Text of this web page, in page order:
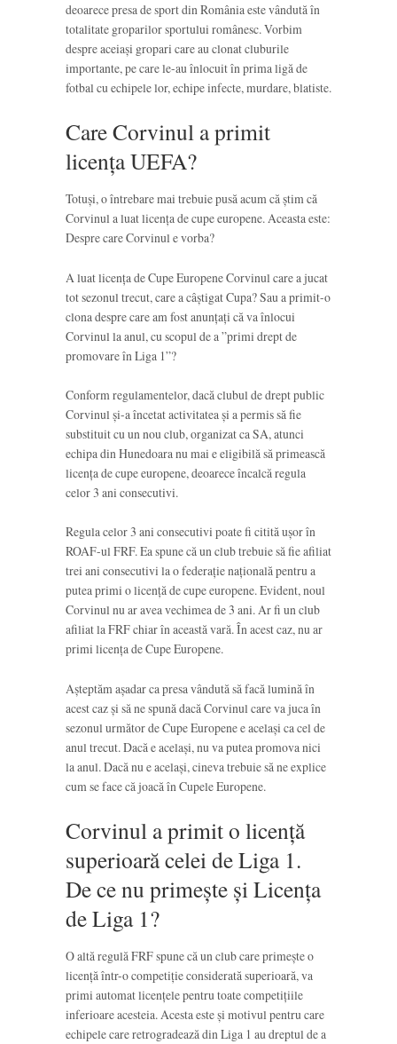
deoarece presa de sport din România este vândută în
totalitate groparilor sportului românesc. Vorbim
despre aceiași gropari care au clonat cluburile
importante, pe care le-au înlocuit în prima ligă de
fotbal cu echipele lor, echipe infecte, murdare, blatiste.
Care Corvinul a primit
licența UEFA?
Totuși, o întrebare mai trebuie pusă acum că știm că
Corvinul a luat licența de cupe europene. Aceasta este:
Despre care Corvinul e vorba?
A luat licența de Cupe Europene Corvinul care a jucat
tot sezonul trecut, care a câștigat Cupa? Sau a primit-o
clona despre care am fost anunțați că va înlocui
Corvinul la anul, cu scopul de a ”primi drept de
promovare în Liga 1”?
Conform regulamentelor, dacă clubul de drept public
Corvinul și-a încetat activitatea și a permis să fie
substituit cu un nou club, organizat ca SA, atunci
echipa din Hunedoara nu mai e eligibilă să primească
licența de cupe europene, deoarece încalcă regula
celor 3 ani consecutivi.
Regula celor 3 ani consecutivi poate fi citită ușor în
ROAF-ul FRF. Ea spune că un club trebuie să fie afiliat
trei ani consecutivi la o federație națională pentru a
putea primi o licență de cupe europene. Evident, noul
Corvinul nu ar avea vechimea de 3 ani. Ar fi un club
afiliat la FRF chiar în această vară. În acest caz, nu ar
primi licența de Cupe Europene.
Așteptăm așadar ca presa vândută să facă lumină în
acest caz și să ne spună dacă Corvinul care va juca în
sezonul următor de Cupe Europene e același ca cel de
anul trecut. Dacă e același, nu va putea promova nici
la anul. Dacă nu e același, cineva trebuie să ne explice
cum se face că joacă în Cupele Europene.
Corvinul a primit o licență
superioară celei de Liga 1.
De ce nu primește și Licența
de Liga 1?
O altă regulă FRF spune că un club care primește o
licență într-o competiție considerată superioară, va
primi automat licențele pentru toate competițiile
inferioare acesteia. Acesta este și motivul pentru care
echipele care retrogradează din Liga 1 au dreptul de a